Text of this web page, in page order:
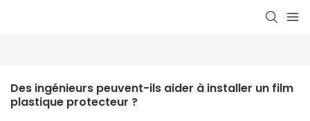
Des ingénieurs peuvent-ils aider à installer un film
plastique protecteur ?